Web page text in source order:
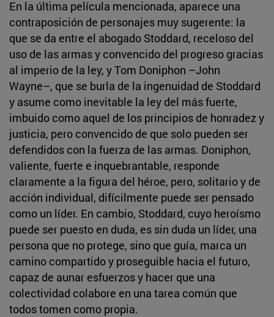
En la última película mencionada, aparece una
contraposición de personajes muy sugerente: la
que se da entre el abogado Stoddard, receloso del
uso de las armas y convencido del progreso gracias
al imperio de la ley, y Tom Doniphon –John
Wayne–, que se burla de la ingenuidad de Stoddard
y asume como inevitable la ley del más fuerte,
imbuido como aquel de los principios de honradez y
justicia, pero convencido de que solo pueden ser
defendidos con la fuerza de las armas. Doniphon,
valiente, fuerte e inquebrantable, responde
claramente a la figura del héroe, pero, solitario y de
acción individual, difícilmente puede ser pensado
como un líder. En cambio, Stoddard, cuyo heroísmo
puede ser puesto en duda, es sin duda un líder, una
persona que no protege, sino que guía, marca un
camino compartido y proseguible hacia el futuro,
capaz de aunar esfuerzos y hacer que una
colectividad colabore en una tarea común que
todos tomen como propia.